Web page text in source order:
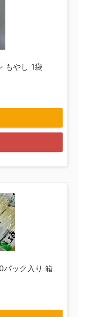
もやし 1袋
ック入り 箱